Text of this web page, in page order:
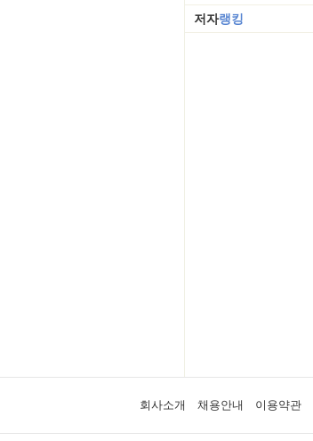
저자랭킹
회사소개 채용안내 이용약관